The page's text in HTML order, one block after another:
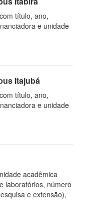
título, ano,
e unidade
Itajubá
título, ano,
e unidade
acadêmica
laboratórios, número
e extensão),